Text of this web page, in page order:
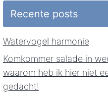
Recente posts
Watervogel harmonie
Komkommer salade in
waarom heb ik hier niet
gedacht!